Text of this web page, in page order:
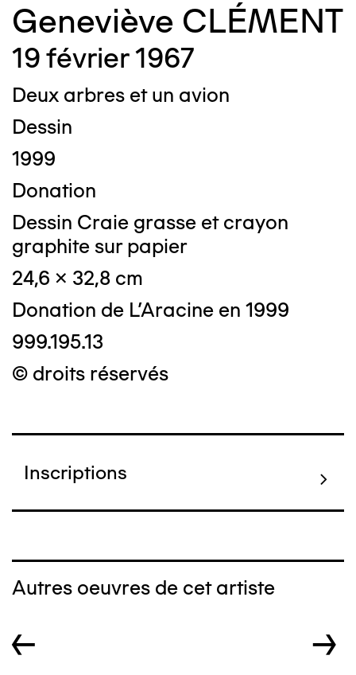
Geneviève CLÉMENT
19 février 1967
Deux arbres et un avion
Dessin
1999
Donation
Dessin Craie grasse et crayon
graphite sur papier
24,6 x 32,8 cm
Donation de L'Aracine en 1999
999.195.13
© droits réservés
Inscriptions
Autres oeuvres de cet artiste
← →